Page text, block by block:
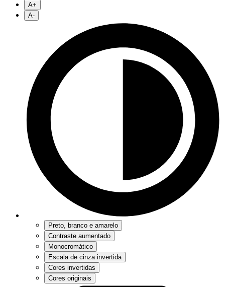
A+
A-
Preto, branco e amarelo
Contraste aumentado
Monocromático
Escala de cinza invertida
Cores invertidas
Cores originais